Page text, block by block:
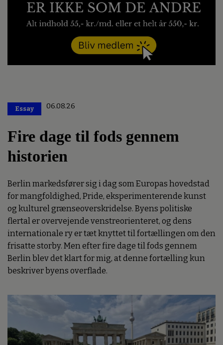
Essay 06.08.26
Fire dage til fods gennem
historien
Berlin markedsfører sig i dag som Europas hovedstad
for mangfoldighed, Pride, eksperimenterende kunst
og kulturel grænseoverskridelse. Byens politiske
flertal er overvejende venstreorienteret, og dens
internationale ry er tæt knyttet til fortællingen om den
frisatte storby. Men efter fire dage til fods gennem
Berlin blev det klart for mig, at denne fortælling kun
beskriver byens overflade.